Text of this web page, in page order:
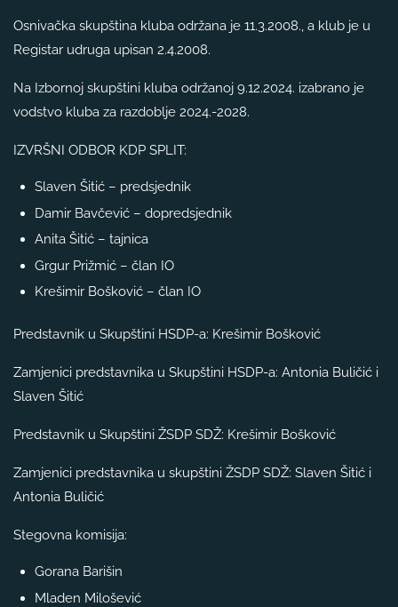
Osnivačka skupština kluba održana je 11.3.2008., a klub je u
Registar udruga upisan 2.4.2008.
Na Izbornoj skupštini kluba održanoj 9.12.2024. izabrano je
vodstvo kluba za razdoblje 2024.-2028.
IZVRŠNI ODBOR KDP SPLIT:
Slaven Šitić – predsjednik
Damir Bavčević – dopredsjednik
Anita Šitić – tajnica
Grgur Prižmić – član IO
Krešimir Bošković – član IO
Predstavnik u Skupštini HSDP-a: Krešimir Bošković
Zamjenici predstavnika u Skupštini HSDP-a: Antonia Buličić i
Slaven Šitić
Predstavnik u Skupštini ŽSDP SDŽ: Krešimir Bošković
Zamjenici predstavnika u skupštini ŽSDP SDŽ: Slaven Šitić i
Antonia Buličić
Stegovna komisija:
Gorana Barišin
Mladen Milošević